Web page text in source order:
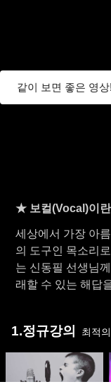
같이 보면 좋은 영상!
★ 보컬(Vocal)이
세상에서 가장 아
의 도구인 목소리
는 신동필 선생님
래할 수 있는 해답
1.정규강의 최적